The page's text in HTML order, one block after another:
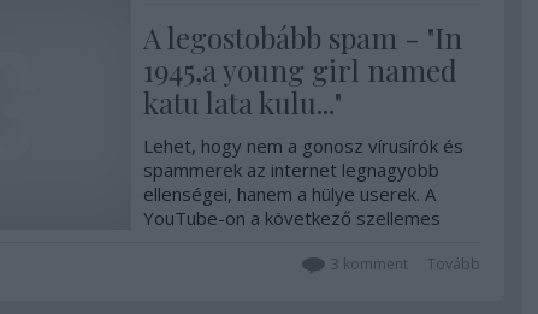
A legostobább spam - "In
1945,a young girl named
katu lata kulu..."
Lehet, hogy nem a gonosz vírusírók és
spammerek az internet legnagyobb
ellenségei, hanem a hülye userek. A
YouTube-on a következő szellemes
terjed iszonyú gyorsan:"In 1945,a young
Tovább
3 komment